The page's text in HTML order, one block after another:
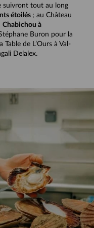
suivront tout au long
étoilés ; au Château
Chabichou à
Buron pour la
de L’Ours à Val-
Delalex.